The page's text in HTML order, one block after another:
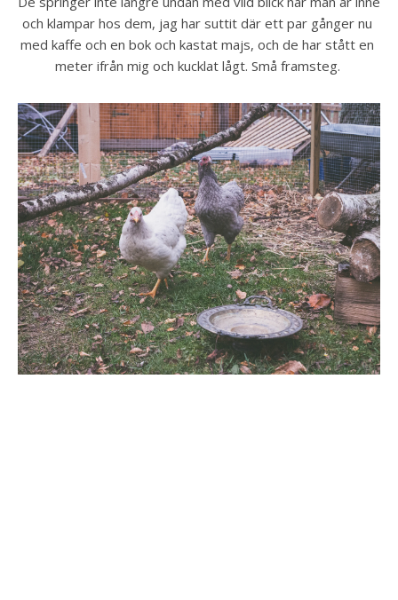
och klampar hos dem, jag har suttit där ett par gånger nu
med kaffe och en bok och kastat majs, och de har stått en
meter ifrån mig och kucklat lågt. Små framsteg.